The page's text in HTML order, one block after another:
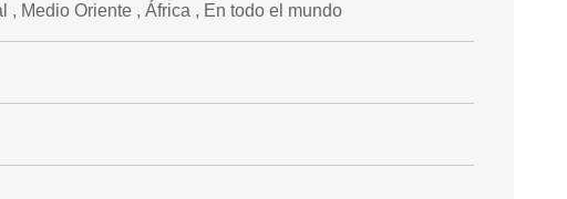
, Medio Oriente , África , En todo el mundo